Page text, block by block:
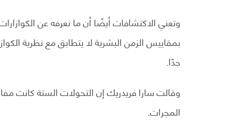
وتعني الاكتشافات أيضًا أن ما نعرفه عن
بمقاييس الزمن البشرية لا يتطابق مع نظرية
جدًا.
وقالت سارا فريدريك إن التحولات الستة
المجرات.